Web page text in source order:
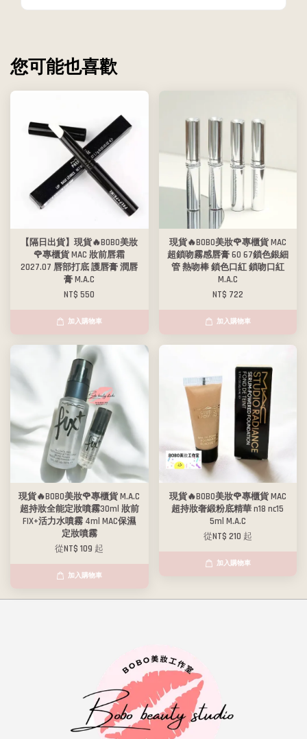
您可能也喜歡
【隔日出貨】現貨🔥BOBO美妝
🌹專櫃貨 MAC 妝前唇霜
2027.07 唇部打底 護唇膏 潤唇
膏 M.A.C
NT$ 550
加入購物車
現貨🔥BOBO美妝🌹專櫃貨 MAC
超鎖吻霧感唇膏 60 67鎖色銀細
管 熱吻棒 鎖色口紅 鎖吻口紅
M.A.C
NT$ 722
加入購物車
現貨🔥BOBO美妝🌹專櫃貨 M.A.C
超持妝全能定妝噴霧30ml 妝前
FIX+活力水噴霧 4ml MAC保濕
定妝噴霧
從NT$ 109 起
加入購物車
現貨🔥BOBO美妝🌹專櫃貨 MAC
超持妝奢緞粉底精華 n18 nc15
5ml M.A.C
從NT$ 210 起
加入購物車